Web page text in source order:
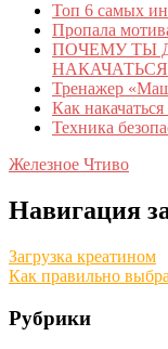
Топ 6 самых
Пропала
ПОЧЕМУ ТЫ
Тренажер
Как
Техника
Железное Чтиво
Навигация
Загрузка креатином
Как правильно
Рубрики